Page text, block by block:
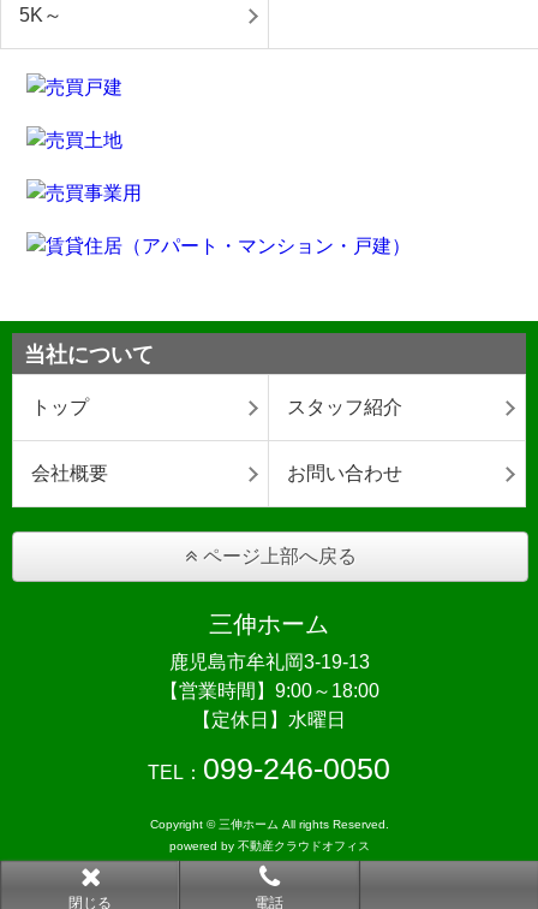
閉じる 電話
5K～
当社について
トップ スタッフ紹介
会社概要 お問い合わせ
ページ上部へ戻る
三伸ホーム
鹿児島市牟礼岡3-19-13
【営業時間】9:00～18:00
【定休日】水曜日
TEL： 099-246-0050
Copyright © 三伸ホーム All rights Reserved.
powered by 不動産クラウドオフィス